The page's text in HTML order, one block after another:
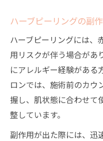
ハーブピーリングの副
ハーブピーリングには、
用リスクが伴う場合があ
にアレルギー経験がある
ロンでは、施術前のカウ
握し、肌状態に合わせて
整しています。
副作用が出た際には、迅